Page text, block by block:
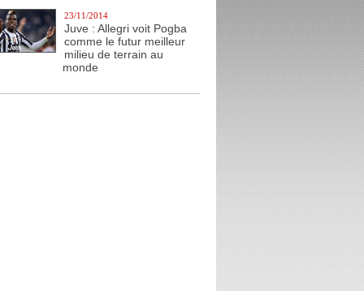
23/11/2014
Juve : Allegri voit Pogba
comme le futur meilleur
milieu de terrain au
monde